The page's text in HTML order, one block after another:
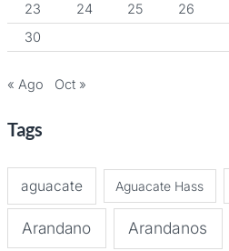
23
24 25 26
30
« Ago Oct »
Tags
aguacate Aguacate Hass
Arandano Arandanos